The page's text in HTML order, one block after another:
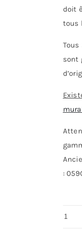
doit
tous
sont
: